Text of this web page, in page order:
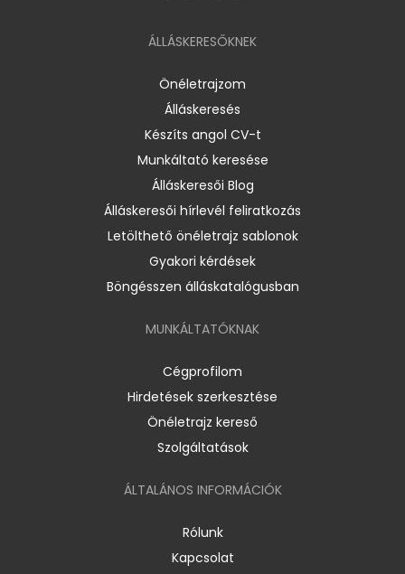
ÁLLÁSKERESŐKNEK
Önéletrajzom
Álláskeresés
Készíts angol CV-t
Munkáltató keresése
Álláskeresői Blog
Álláskeresői hírlevél feliratkozás
Letölthető önéletrajz sablonok
Gyakori kérdések
Böngésszen álláskatalógusban
MUNKÁLTATÓKNAK
Cégprofilom
Hirdetések szerkesztése
Önéletrajz kereső
Szolgáltatások
ÁLTALÁNOS INFORMÁCIÓK
Rólunk
Kapcsolat